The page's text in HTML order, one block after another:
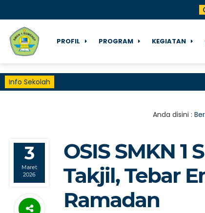
PROFIL PROGRAM KEGIATAN
Info Sekolah
Anda disini :
3
Maret
2026
OSIS SMKN 1
Takjil, Tebar
Ramadan